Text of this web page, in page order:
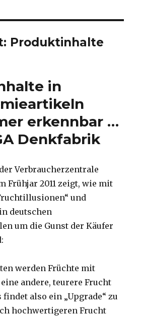
Produktinhalte
in
erkennbar …
Denkfabrik
Verbraucherzentrale
Frühjar 2011 zeigt, wie mit
und
deutschen
um die Gunst der Käufer
werden Früchte mit
andere, teurere Frucht
findet also ein „Upgrade“ zu
hochwertigeren Frucht